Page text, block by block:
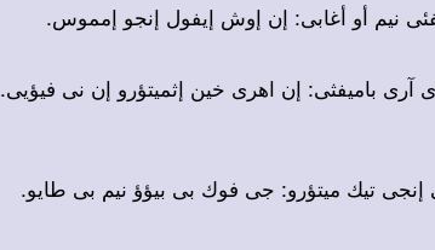
نيم أو أغابى: إن إوش إيفول إنجو إمموس.
آرى باميفثى: إن اهرى خين إثميتؤرو إن نى فيؤيى.
تيك ميتؤرو: جى فوك بى بيؤؤ نيم بى طايو.